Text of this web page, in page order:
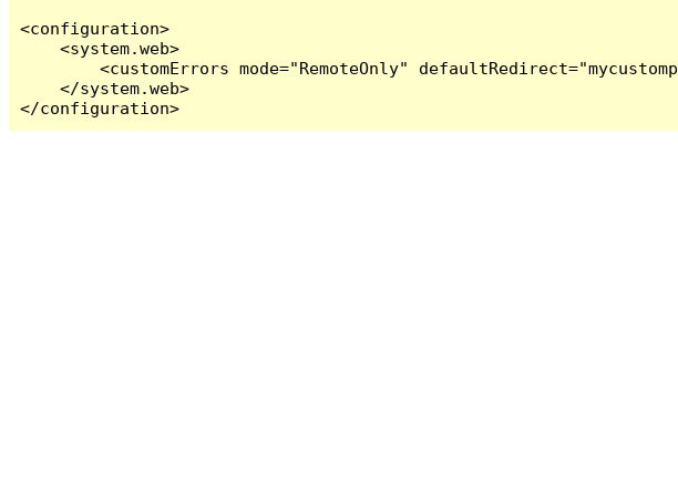
<configuration>
    <system.web>
<customErrors mode="RemoteOnly"
    </system.web>
</configuration>